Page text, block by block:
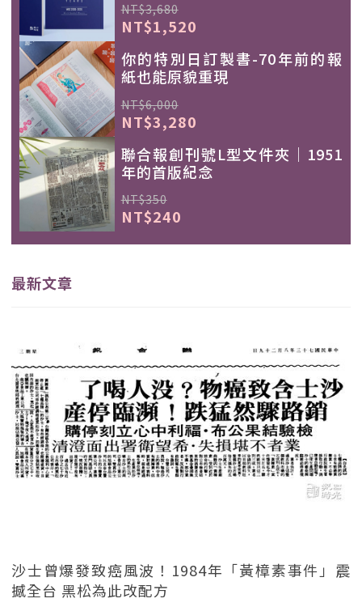
NT$3,680
NT$1,520
你的特別日訂製書-70年前的報
紙也能原貌重現
NT$6,000
NT$3,280
聯合報創刊號L型文件夾｜1951
年的首版紀念
NT$350
NT$240
最新文章
沙士曾爆發致癌風波！1984年「黃樟素事件」震
撼全台 黑松為此改配方